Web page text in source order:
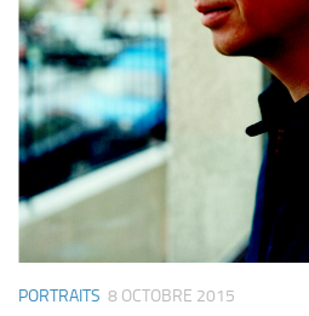
PORTRAITS 8 OCTOBRE 2015